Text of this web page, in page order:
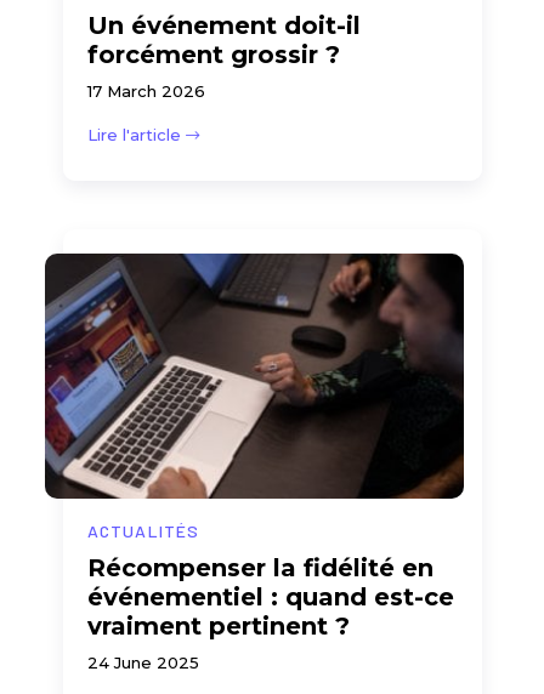
Un événement doit-il
forcément grossir ?
17 March 2026
Lire l'article
ACTUALITÉS
Récompenser la fidélité en
événementiel : quand est-ce
vraiment pertinent ?
24 June 2025